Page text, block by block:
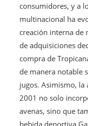
consumidores, y a
multinacional ha
creación interna de
de adquisiciones
compra de
de manera notable
jugos. Asimismo, la
2001 no solo
avenas, sino que